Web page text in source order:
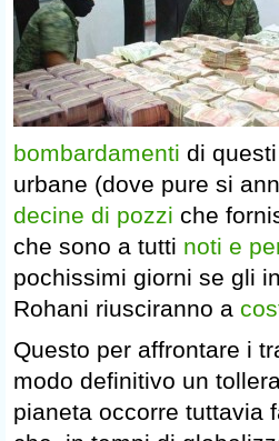
bombardamenti di
urbane (dove pure si
decine di pozzi che
che sono a tutti noti e
pochissimi giorni se gli
Rohani riusciranno a
Questo per affrontare i
modo definitivo un
pianeta occorre tuttavia